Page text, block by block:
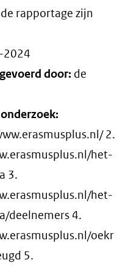
rapportage zijn
door: de
2.
het-
3.
het-
deelnemers 4.
oekr
5.